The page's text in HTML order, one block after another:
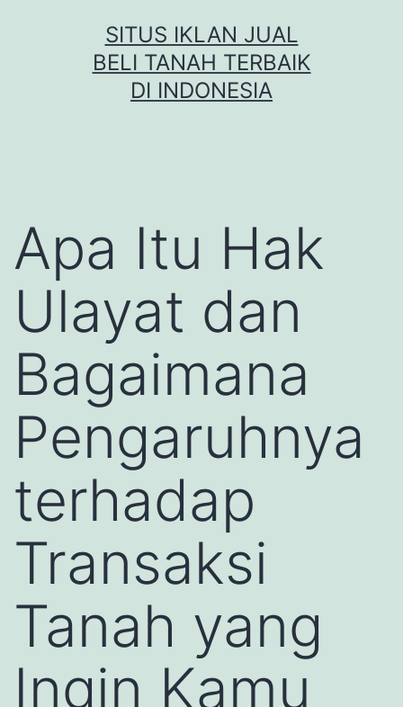
SITUS IKLAN JUAL
BELI TANAH TERBAIK
DI INDONESIA
Apa Itu Hak
Ulayat dan
Bagaimana
Pengaruhnya
terhadap
Transaksi
Tanah yang
Ingin Kamu